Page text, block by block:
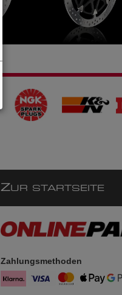
ZUR STARTSEITE
Zahlungsmethoden